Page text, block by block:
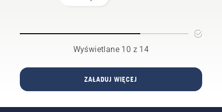
wymagają
jednak
do czasu
maszyn
spalinowym.
Wyświetlane 10 z 14
ZAŁADUJ WIĘCEJ